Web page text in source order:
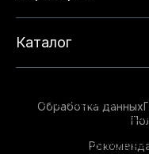
Каталог
Обработка данных
опыта на нашем сайте.
данный сайт, вы
технологий. Для